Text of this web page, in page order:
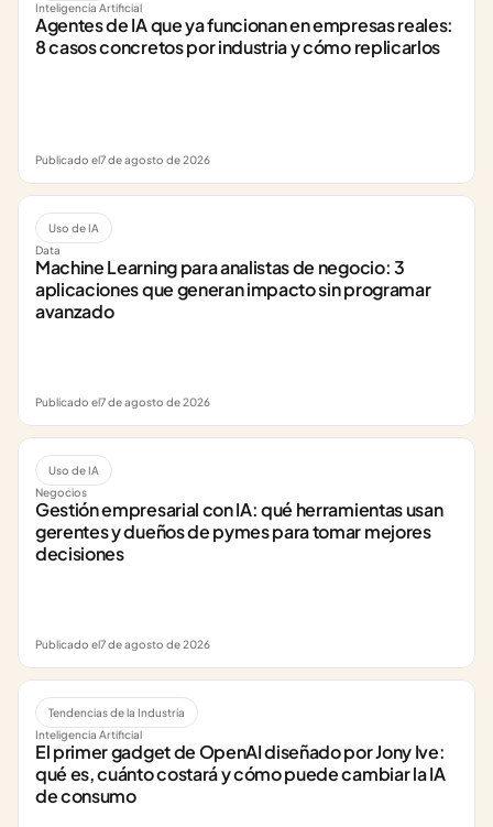
Inteligencia Artificial
Agentes de IA que ya funcionan en empresas reales:
8 casos concretos por industria y cómo replicarlos
Publicado el7 de agosto de 2026
Uso de IA
Data
Machine Learning para analistas de negocio: 3
aplicaciones que generan impacto sin programar
avanzado
Publicado el7 de agosto de 2026
Uso de IA
Negocios
Gestión empresarial con IA: qué herramientas usan
gerentes y dueños de pymes para tomar mejores
decisiones
Publicado el7 de agosto de 2026
Tendencias de la Industria
Inteligencia Artificial
El primer gadget de OpenAI diseñado por Jony Ive:
qué es, cuánto costará y cómo puede cambiar la IA
de consumo